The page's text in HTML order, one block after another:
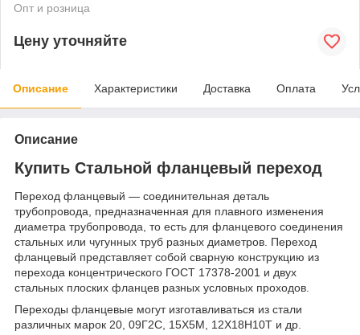
Опт и розница
Цену уточняйте
Описание Характеристики Доставка Оплата
Описание
Купить Стальной фланцевый переход
Переход фланцевый — соединительная деталь
трубопровода, предназначенная для плавного изменения
диаметра трубопровода, то есть для фланцевого соединения
стальных или чугунных труб разных диаметров. Переход
фланцевый представляет собой сварную конструкцию из
перехода концентрического ГОСТ 17378-2001 и двух
стальных плоских фланцев разных условных проходов.
Переходы фланцевые могут изготавливаться из стали
различных марок 20, 09Г2С, 15Х5М, 12Х18Н10Т и др.